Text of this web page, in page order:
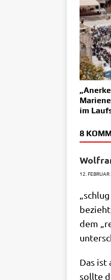
im
8
12.
dem
Das ist
soll­te